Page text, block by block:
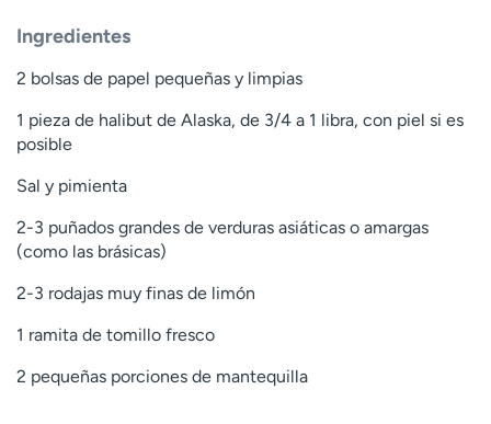
Ingredientes
2 bolsas de papel pequeñas y limpias
1 pieza de halibut de Alaska, de 3/4 a 1 libra, con piel si es
posible
Sal y pimienta
2-3 puñados grandes de verduras asiáticas o amargas
(como las brásicas)
2-3 rodajas muy finas de limón
1 ramita de tomillo fresco
2 pequeñas porciones de mantequilla